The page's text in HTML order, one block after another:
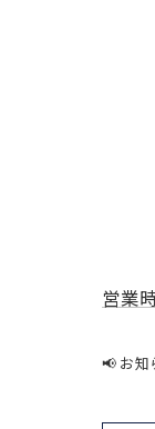
営業
📢 お知